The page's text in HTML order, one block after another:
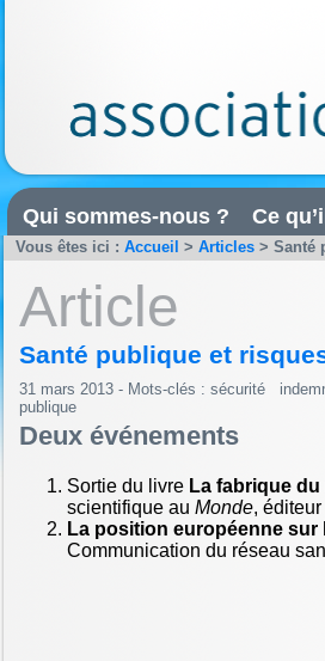
Qui sommes-nous ? Ce
Vous êtes ici : Accueil > Articles > Santé
Article
Santé publique et
31 mars 2013 - Mots-clés : sécurité
publique
Deux événements
Sortie du livre La fabrique
scientifique au Monde,
La position européenne
Communication du réseau